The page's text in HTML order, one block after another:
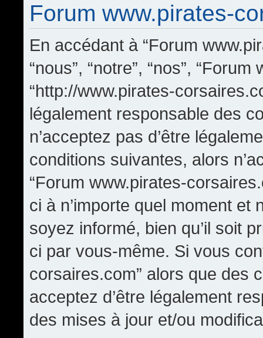
Forum www.pirates-
En accédant à “Forum
“nous”, “notre”, “nos”,
“http://www.pirates-
légalement responsable des
n’acceptez pas d’être
conditions suivantes, alors
“Forum www.pirates-
ci à n’importe quel moment
soyez informé, bien qu’il soit
ci par vous-même. Si vous
corsaires.com” alors que des
acceptez d’être légalement
des mises à jour et/ou